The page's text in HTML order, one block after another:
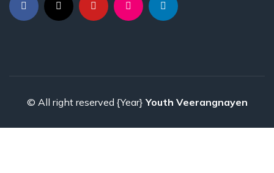
© All right reserved {Year} Youth Veerangnayen